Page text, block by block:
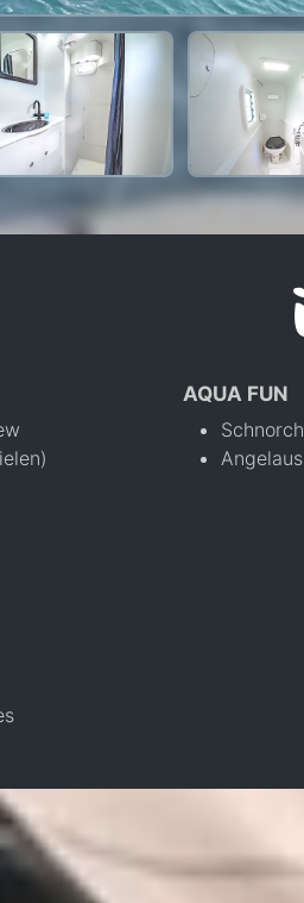
AQUA FUN